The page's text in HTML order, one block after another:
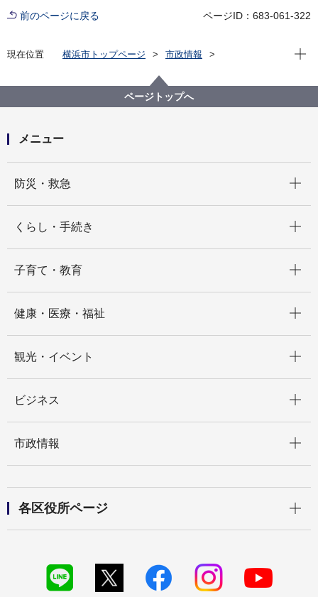
前のページに戻る ページID：683-061-322
現在位置 横浜市トップページ
市政情報
(第2報)【記者発表】「土砂災害警戒情報」発表に伴う
警戒レベル4（避難指示）の発令について
現在
ページトップへ
メニュー
防災・救急
くらし・手続き
子育て・教育
健康・医療・福祉
観光・イベント
ビジネス
市政情報
各区役所ページ